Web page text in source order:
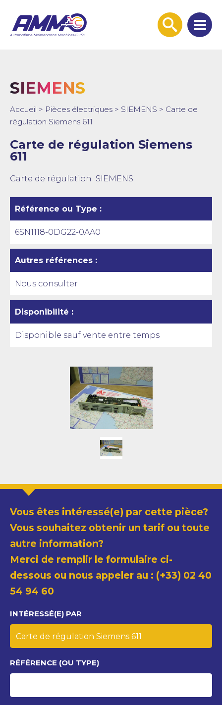
Afficher
la
SIEMENS
Accueil > Pièces électriques > SIEMENS > Carte de
régulation Siemens 611
Carte de régulation Siemens
611
Carte de régulation SIEMENS
Référence ou Type :
6SN1118-0DG22-0AA0
Autres références :
Nous consulter
Disponibilité :
Disponible sauf vente entre temps
Vous êtes intéressé(e) par cette pièce?
Vous souhaitez obtenir un tarif ou toute
autre information?
Merci de remplir le formulaire ci-
dessous ou nous appeler au : (+33) 02 40
54 94 60
INTÉRESSÉ(E) PAR
RÉFÉRENCE (OU TYPE)